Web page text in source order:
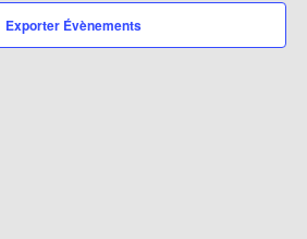
Exporter Évènements